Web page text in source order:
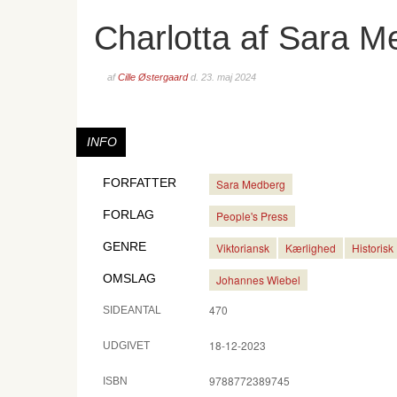
Charlotta af Sara
afCille Østergaardd. 23. maj 2024
INFO
FORFATTER Sara Medberg
FORLAG People's Press
GENRE Viktoriansk Kærlighed Historisk
OMSLAG Johannes Wiebel
SIDEANTAL 470
UDGIVET 18-12-2023
ISBN 9788772389745